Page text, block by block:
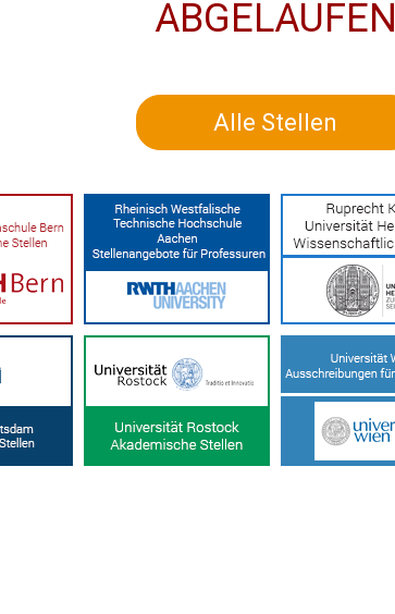
ABGELAUFEN
Alle Stellen